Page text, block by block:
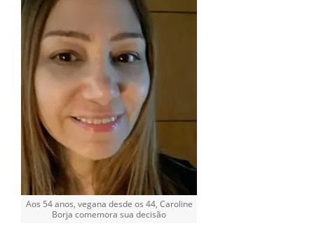
Aos 54 anos, vegana desde os 44, Caroline
Borja comemora sua decisão